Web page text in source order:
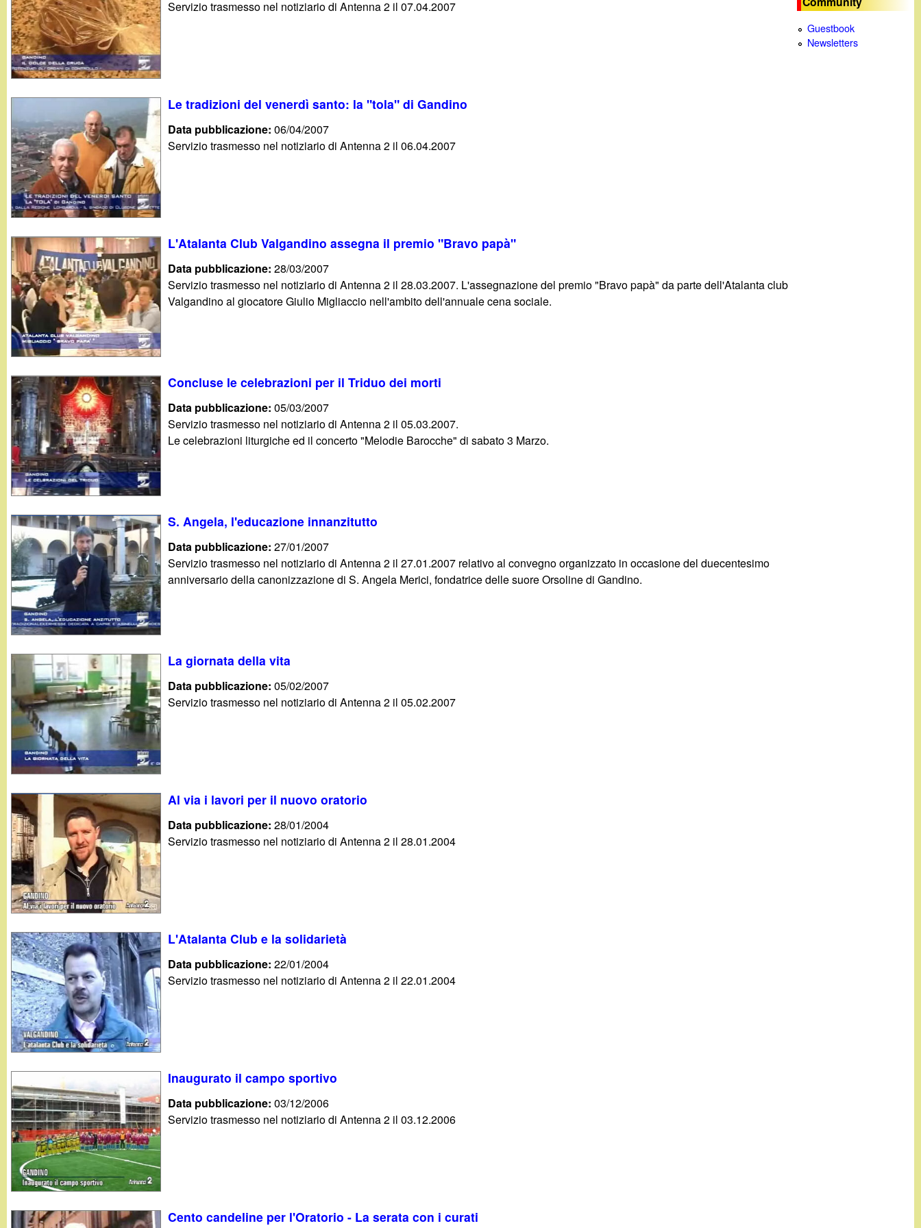
g
a
n
d
i
n
o
.
i
Servizio trasmesso nel notiziario di Antenna 2 il 07.04.2007
Le tradizioni del venerdì santo: la "tola" di Gandino
Data pubblicazione:06/04/2007
Servizio trasmesso nel notiziario di Antenna 2 il 06.04.2007
L'Atalanta Club Valgandino assegna il premio "Bravo papà"
Data pubblicazione:28/03/2007
Servizio trasmesso nel notiziario di Antenna 2 il 28.03.2007. L'assegnazione del premio "Bravo papà" da parte dell'Atalanta club
Valgandino al giocatore Giulio Migliaccio nell'ambito dell'annuale cena sociale.
Concluse le celebrazioni per il Triduo dei morti
Data pubblicazione:05/03/2007
Servizio trasmesso nel notiziario di Antenna 2 il 05.03.2007.
Le celebrazioni liturgiche ed il concerto "Melodie Barocche" di sabato 3 Marzo.
S. Angela, l'educazione innanzitutto
Data pubblicazione:27/01/2007
Servizio trasmesso nel notiziario di Antenna 2 il 27.01.2007 relativo al convegno organizzato in occasione del duecentesimo
anniversario della canonizzazione di S. Angela Merici, fondatrice delle suore Orsoline di Gandino.
La giornata della vita
Data pubblicazione:05/02/2007
Servizio trasmesso nel notiziario di Antenna 2 il 05.02.2007
Al via i lavori per il nuovo oratorio
Data pubblicazione:28/01/2004
Servizio trasmesso nel notiziario di Antenna 2 il 28.01.2004
L'Atalanta Club e la solidarietà
Data pubblicazione:22/01/2004
Servizio trasmesso nel notiziario di Antenna 2 il 22.01.2004
Inaugurato il campo sportivo
Data pubblicazione:03/12/2006
Servizio trasmesso nel notiziario di Antenna 2 il 03.12.2006
Cento candeline per l'Oratorio - La serata con i curati
Guestbook
Newsletters